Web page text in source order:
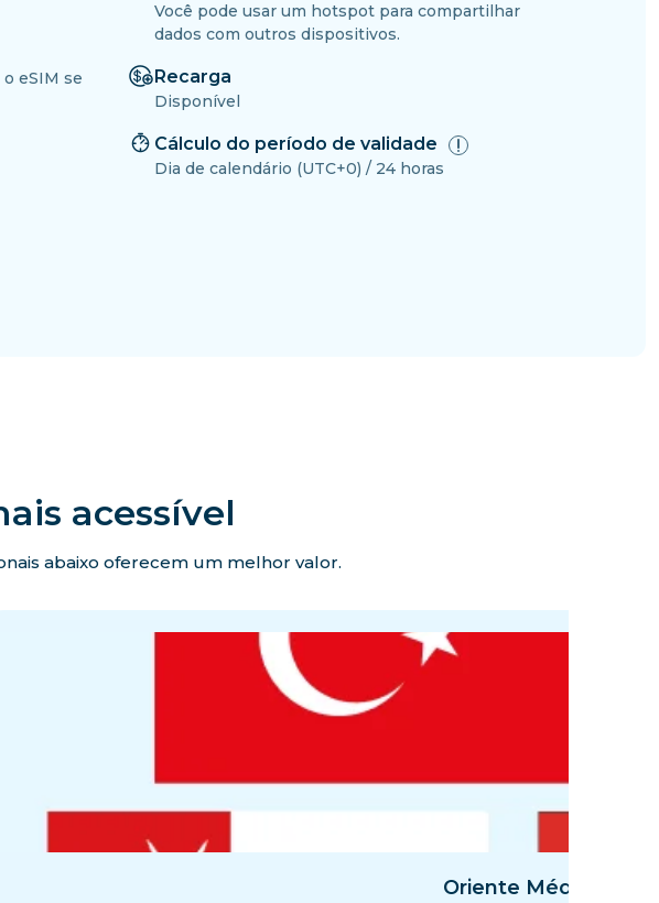
eSIM se
Você pode usar um hotspot para compartilhar
dados com outros dispositivos.
Recarga
Disponível
Cálculo do período de validade
Dia de calendário (UTC+0) / 24 horas
acessível
abaixo oferecem um melhor valor.
Oriente Médio - 8